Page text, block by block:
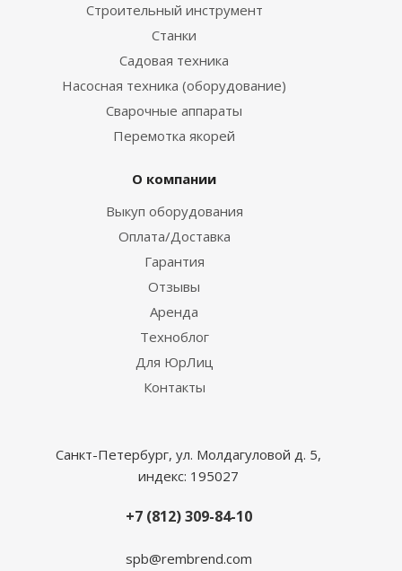
Строительный инструмент
Станки
Садовая техника
Насосная техника (оборудование)
Сварочные аппараты
Перемотка якорей
О компании
Выкуп оборудования
Оплата/Доставка
Гарантия
Отзывы
Аренда
Техноблог
Для ЮрЛиц
Контакты
Санкт-Петербург, ул. Молдагуловой д. 5,
индекс: 195027
+7 (812) 309-84-10
spb@rembrend.com